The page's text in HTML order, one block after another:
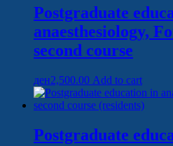
Postgraduate
anaesthesiology,
second course
ден2,500.00 Add to cart
Postgraduate